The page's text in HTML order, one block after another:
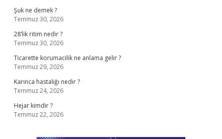
Şuk ne demek ?
Temmuz 30, 2026
28’lik ritim nedir ?
Temmuz 30, 2026
Ticarette korumacilik ne anlama gelir ?
Temmuz 29, 2026
Karınca hastalığı nedir ?
Temmuz 24, 2026
Hejar kimdir ?
Temmuz 22, 2026